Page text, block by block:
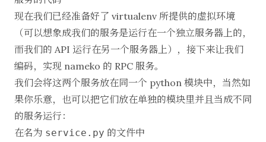
现在我们已经准备好了 virtualenv 所提供的虚拟环境
（可以想象成我们的服务是运行在一个独立服务器上的，
而我们的 API 运行在另一个服务器上），接下来让我们
编码，实现 nameko 的 RPC 服务。
我们会将这两个服务放在同一个 python 模块中，当然如
果你乐意，也可以把它们放在单独的模块里并且当成不同
的服务运行：
在名为 service.py 的文件中